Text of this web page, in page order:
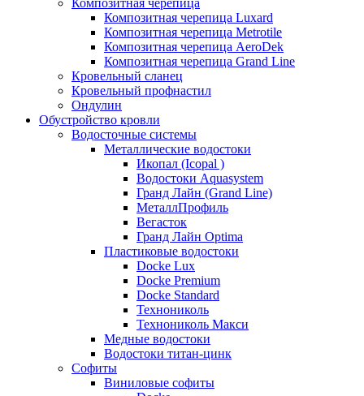
Композитная черепица
Композитная черепица Luxard
Композитная черепица Metrotile
Композитная черепица AeroDek
Композитная черепица Grand Line
Кровельный сланец
Кровельный профнастил
Ондулин
Обустройство кровли
Водосточные системы
Металлические водостоки
Икопал (Icopal )
Водостоки Aquasystem
Гранд Лайн (Grand Line)
МеталлПрофиль
Вегасток
Гранд Лайн Optima
Пластиковые водостоки
Docke Lux
Docke Premium
Docke Standard
Технониколь
Технониколь Макси
Медные водостоки
Водостоки титан-цинк
Софиты
Виниловые софиты